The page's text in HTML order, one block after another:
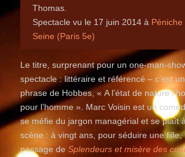
Thomas.
Spectacle vu le 17 juin 2014 à Péniche
Seine (Paris 5e)
Le titre, surprenant pour un one-man-
spectacle : littéraire et référencé – c’est
phrase de Hobbes, « A l’état de nature
pour l’homme ». Marc Voisin est un
se méfie du jargon managérial et se plaît
scène : à vingt ans, pour séduire une fille,
passage deSplendeurs et misère des